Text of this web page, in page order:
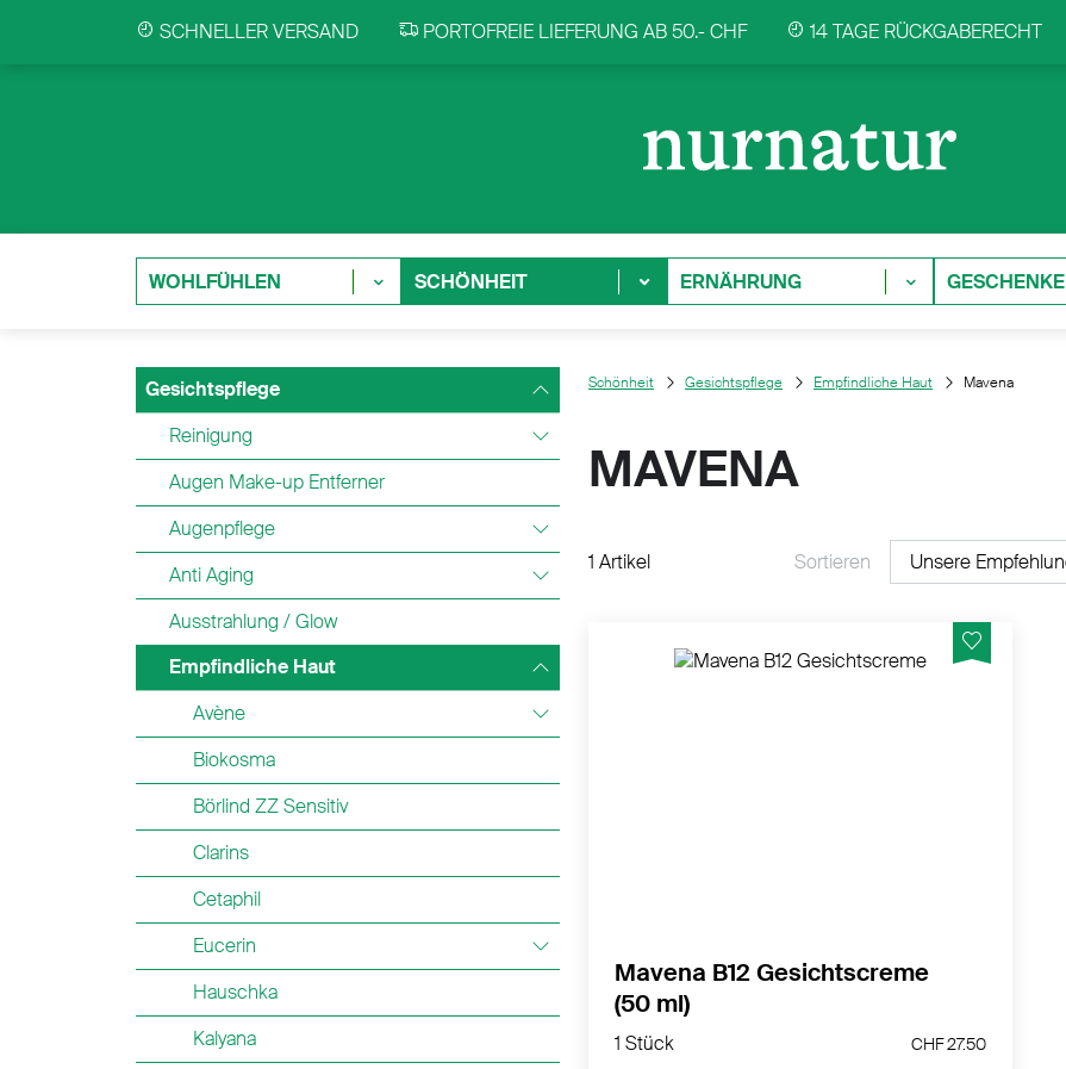
SCHNELLER VERSAND PORTOFREIE LIEFERUNG AB 50.- CHF 14 TAGE RÜCKGABERECHT
WOHLFÜHLEN SCHÖNHEIT ERNÄHRUNG GESCHENKE
Gesichtspflege
Reinigung
Augen Make-up Entferner
Augenpflege
Anti Aging
Ausstrahlung / Glow
Empfindliche Haut
Avène
Biokosma
Börlind ZZ Sensitiv
Clarins
Cetaphil
Eucerin
Hauschka
Kalyana
Schönheit Gesichtspflege Empfindliche Haut Mavena
MAVENA
1 Artikel Sortieren
1 Stück
Mavena B12 Gesichtscreme
(50 ml)
1 Stück CHF 27.50